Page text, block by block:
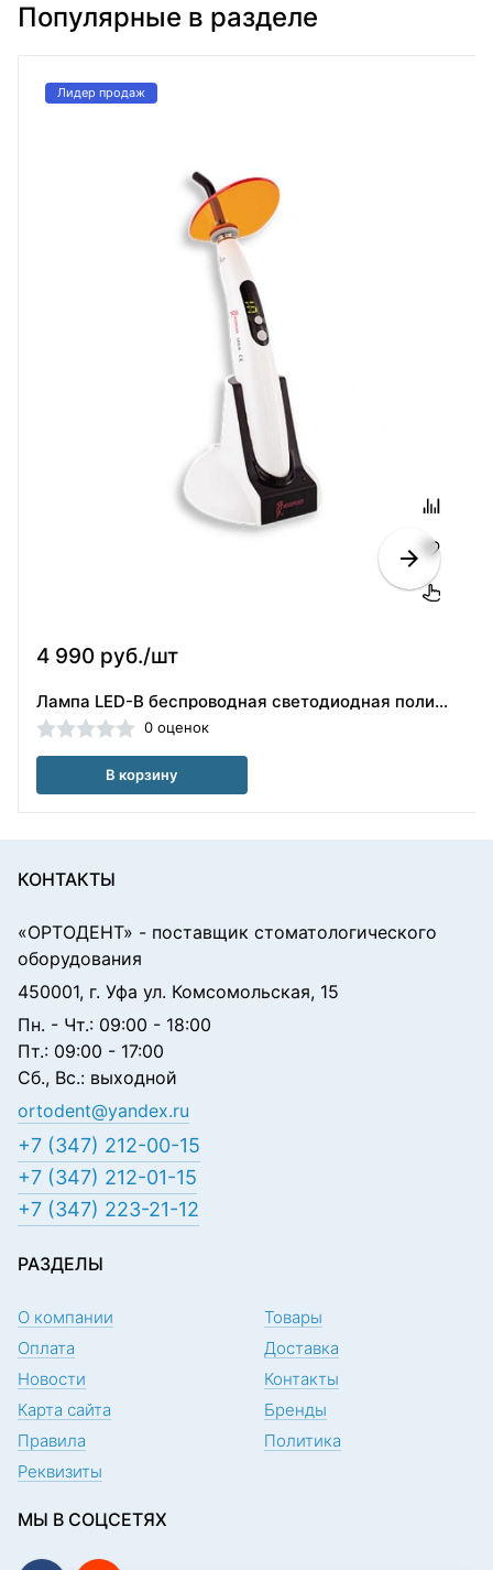
Популярные в разделе
Лидер продаж
4 990 руб./шт
Лампа LED-B беспроводная светодиодная полимеризационная Woodpecker (Китай)
0 оценок
В корзину
КОНТАКТЫ
«ОРТОДЕНТ» - поставщик стоматологического
оборудования
450001, г. Уфа ул. Комсомольская, 15
Пн. - Чт.: 09:00 - 18:00
Пт.: 09:00 - 17:00
Сб., Вс.: выходной
ortodent@yandex.ru
+7 (347) 212-00-15
+7 (347) 212-01-15
+7 (347) 223-21-12
РАЗДЕЛЫ
О компании
Товары
Оплата
Доставка
Новости
Контакты
Карта сайта
Бренды
Правила
Политика
Реквизиты
МЫ В СОЦСЕТЯХ